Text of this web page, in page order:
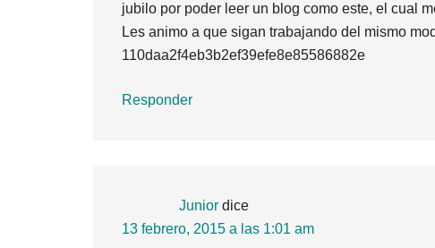
jubilo por poder leer un blog como este, el cual
Les animo a que sigan trabajando del mismo
110daa2f4eb3b2ef39efe8e85586882e
Responder
Junior dice
13 febrero, 2015 a las 1:01 am